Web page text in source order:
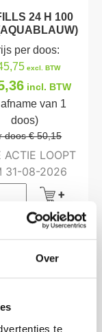
Over
te
24 H 100
per doos:
excl. BTW
incl. BTW
van 1
doos)
doos € 50,15
ACTIE LOOPT
31-08-2026